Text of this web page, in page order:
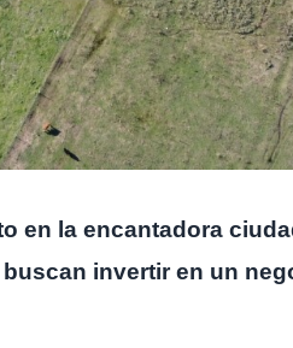
en la encantadora
invertir en un